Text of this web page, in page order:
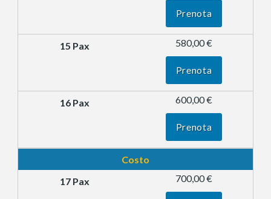
Prenota
580,00 €
Prenota
600,00 €
Prenota
Costo
700,00 €